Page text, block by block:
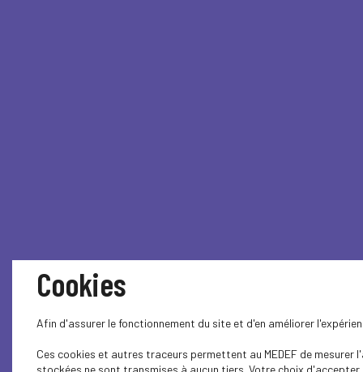
Cookies
Afin d'assurer le fonctionnement du site et d'en améliorer
Ces cookies et autres traceurs permettent au MEDEF de
stockées ne sont transmises à aucun tiers. Votre choix